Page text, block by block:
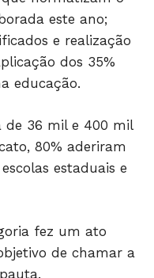
este ano;
e realização
dos 35%
educação.
de 36 mil e 400 mil
80% aderiram
estaduais e
fez um ato
de chamar a